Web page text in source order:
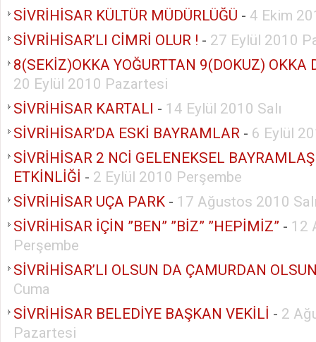
SİVRİHİSAR KÜLTÜR MÜDÜRLÜĞÜ - 4 Ekim
SİVRİHİSAR’LI CİMRİ OLUR ! - 27 Eylül 2010
8(SEKİZ)OKKA YOĞURTTAN 9(DOKUZ) OKKA
20 Eylül 2010 Pazartesi
SİVRİHİSAR KARTALI - 14 Eylül 2010 Salı
SİVRİHİSAR’DA ESKİ BAYRAMLAR - 6 Eylül
SİVRİHİSAR 2 NCİ GELENEKSEL
ETKİNLİĞİ - 2 Eylül 2010 Perşembe
SİVRİHİSAR UÇA PARK - 17 Ağustos 2010
SİVRİHİSAR İÇİN ”BEN” ”BİZ” ”HEPİMİZ” - 12
Perşembe
SİVRİHİSAR’LI OLSUN DA ÇAMURDAN
Cuma
SİVRİHİSAR BELEDİYE BAŞKAN VEKİLİ - 2
Pazartesi